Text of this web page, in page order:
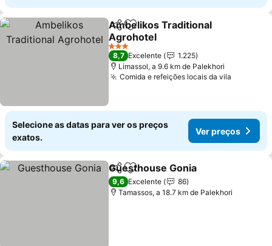
PartilharAdicionar aos favoritos
Ambelikos Traditional
Agrohotel
Ver preços
3 Estrelas
8,7 Excelente
1.225
Limassol, a 9.6 km de Palekhori
Comida e refeições locais da vila
Selecione as datas para ver os preços
exatos.
Ver preços
PartilharAdicionar aos favoritos
Guesthouse Gonia
9,6 Excelente
86
Tamassos, a 18.7 km de Palekhori